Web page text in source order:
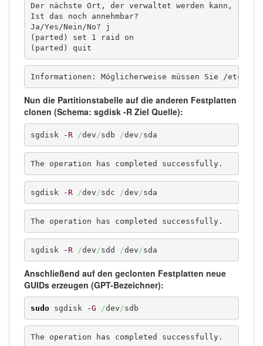
Der nächste Ort, der verwaltet werden kann, ist
Ist das noch annehmbar?
Ja/Yes/
(parted) set 1
(parted) quit
Informationen: Möglicherweise müssen Sie /etc/
Nun die Partitionstabelle auf die anderen Festplatten
clonen (Schema: sgdisk -R Ziel Quelle):
sgdisk -R /dev /sdb /dev /sda
The operation has completed successfully.
sgdisk -R /dev /sdc /dev /sda
The operation has completed successfully.
sgdisk -R /dev /sdd /dev /sda
Anschließend auf den geclonten Festplatten neue
GUIDs erzeugen (GPT-Bezeichner):
sudo sgdisk -G /dev /sdb
The operation has completed successfully.